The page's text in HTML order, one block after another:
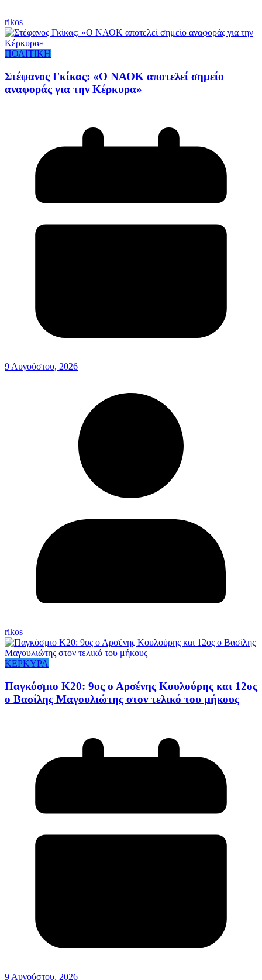
rikos
ΠΟΛΙΤΙΚΗ
Στέφανος Γκίκας: «Ο ΝΑΟΚ αποτελεί σημείο
αναφοράς για την Κέρκυρα»
9 Αυγούστου, 2026
rikos
ΚΕΡΚΥΡΑ
Παγκόσμιο Κ20: 9ος ο Αρσένης Κουλούρης και 12ος
ο Βασίλης Μαγουλιώτης στον τελικό του μήκους
9 Αυγούστου, 2026